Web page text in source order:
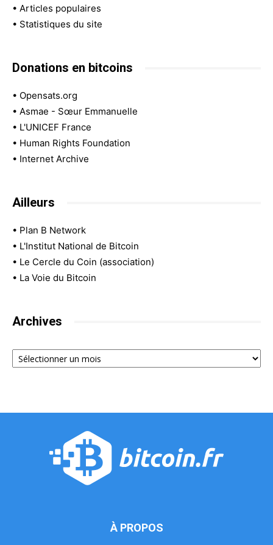
• Articles populaires
• Statistiques du site
Donations en bitcoins
• Opensats.org
• Asmae - Sœur Emmanuelle
• L'UNICEF France
• Human Rights Foundation
• Internet Archive
Ailleurs
• Plan B Network
• L'Institut National de Bitcoin
• Le Cercle du Coin (association)
• La Voie du Bitcoin
Archives
Archives
À PROPOS